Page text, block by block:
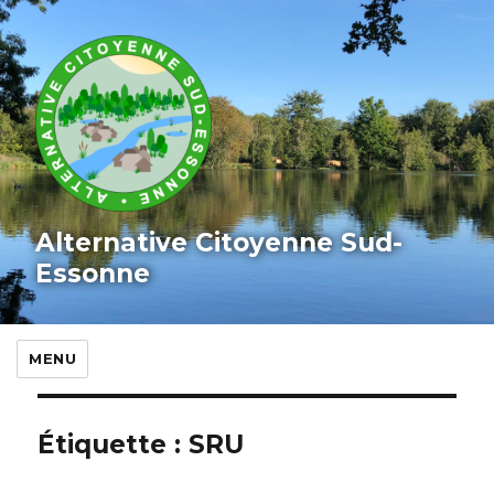
Alternative Citoyenne Sud-
Essonne
MENU
Étiquette : SRU